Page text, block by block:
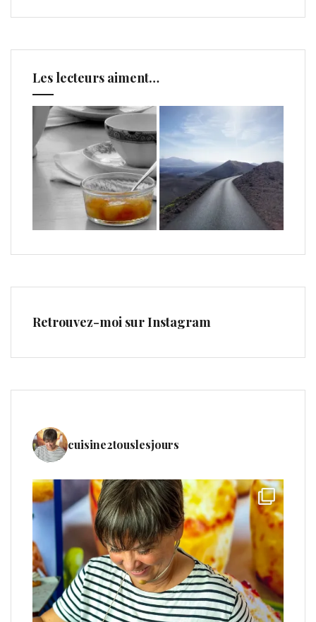
Les lecteurs aiment…
Retrouvez-moi sur Instagram
cuisine2touslesjours